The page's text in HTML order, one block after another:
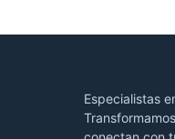
Especialistas